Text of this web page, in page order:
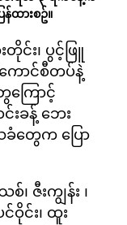
န်ထားစဥ်။
င်း၊ ပွင့်ဖြူ
ောင်စီတပ်နဲ့
ြောင့်
းခန့် ဘေး
တွေက ပြော
၊ ဇီးကျွန်း ၊
ဝိုင်း၊ ထူး